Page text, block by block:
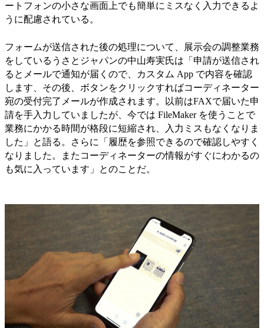
ートフォンの小さな画面上でも簡単にミスなく入力できるよ
うに配慮されている。
フォームが送信された後の処理について、展示会の調整業務
をしているうさとジャパンの中山寿実氏は「申請が送信され
るとメールで通知が届くので、カスタム App で内容を確認
します、その後、ボタンをクリックすればコーディネーター
宛の受付完了メールが作成されます。以前はFAXで届いた申
請を手入力していましたが、今では FileMaker を使うことで
業務にかかる時間が格段に短縮され、入力ミスもなくなりま
した」と語る。さらに「履歴を参照できるので確認しやすく
なりました。またコーディネーターの情報がすぐにわかるの
も気に入っています」とのことだ。